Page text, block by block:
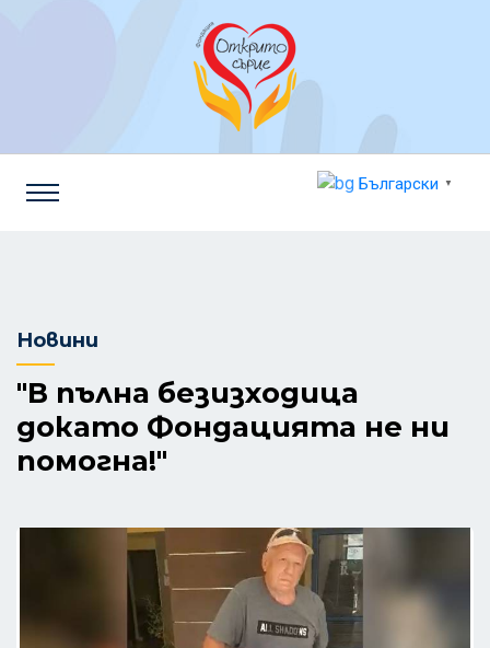
Български ▼
Новини
"В пълна безизходица
докато Фондацията не ни
помогна!"